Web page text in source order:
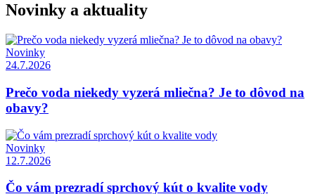
Novinky a aktuality
Novinky
24.7.2026
Prečo voda niekedy vyzerá mliečna? Je to dôvod na
obavy?
Novinky
12.7.2026
Čo vám prezradí sprchový kút o kvalite vody